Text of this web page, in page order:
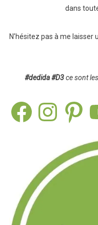
dans
N’hésitez pas à me laisser
#dedida #D3ce sont
FacebookInstagramPinterest